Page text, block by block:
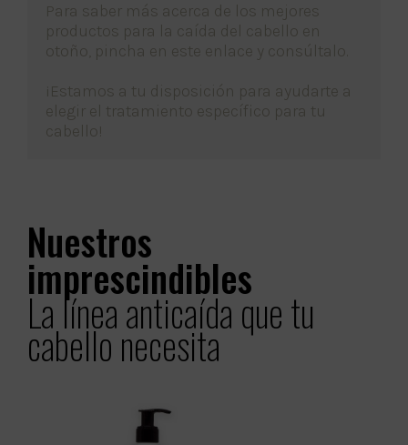
Para saber más acerca de los mejores
productos para la caída del cabello en
otoño, pincha en este enlace y consúltalo.
¡Estamos a tu disposición para ayudarte a
elegir el tratamiento específico para tu
cabello!
Nuestros
imprescindibles
La línea anticaída que tu
cabello necesita